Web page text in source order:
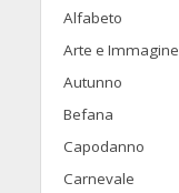
Alfabeto
Arte e Immagine
Autunno
Befana
Capodanno
Carnevale